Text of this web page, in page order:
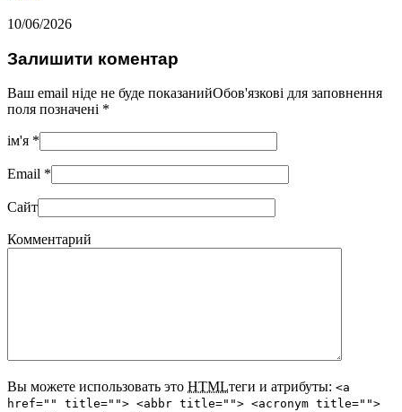
10/06/2026
Залишити коментар
Ваш email ніде не буде показанийОбов'язкові для заповнення
поля позначені *
ім'я *
Email *
Сайт
Комментарий
Вы можете использовать это HTMLтеги и атрибуты: <a
href="" title=""> <abbr title=""> <acronym title="">